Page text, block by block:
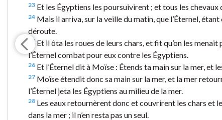
23 Et les Égyptiens les poursuivirent ; et tous les chevaux
24 Mais il arriva, sur la veille du matin, que l’Éternel,
déroute.
25 Et il ôta les roues de leurs chars, et fit qu’on les
l’Éternel combat pour eux contre les Égyptiens.
26 Et l’Éternel dit à Moïse : Étends ta main sur la mer, et
27 Moïse étendit donc sa main sur la mer, et la mer
l’Éternel jeta les Égyptiens au milieu de la mer.
28 Les eaux retournèrent donc et couvrirent les chars et
dans la mer ; il n’en resta pas un seul.